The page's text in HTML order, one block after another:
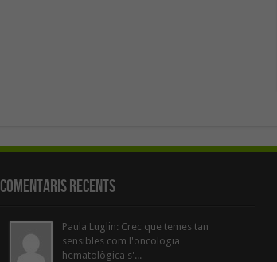
Comentaris Recents
Paula Luglin: Crec que temes tan
sensibles com l'oncologia
hematològica s'...